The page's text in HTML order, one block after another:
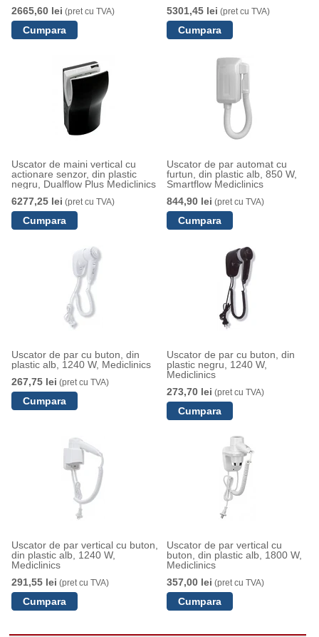
2665,60 lei (pret cu TVA)
5301,45 lei (pret cu TVA)
Uscator de maini vertical cu
actionare senzor, din plastic
negru, Dualflow Plus Mediclinics
6277,25 lei (pret cu TVA)
Uscator de par automat cu
furtun, din plastic alb, 850 W,
Smartflow Mediclinics
844,90 lei (pret cu TVA)
Uscator de par cu buton, din
plastic alb, 1240 W, Mediclinics
267,75 lei (pret cu TVA)
Uscator de par cu buton, din
plastic negru, 1240 W,
Mediclinics
273,70 lei (pret cu TVA)
Uscator de par vertical cu buton,
din plastic alb, 1240 W,
Mediclinics
291,55 lei (pret cu TVA)
Uscator de par vertical cu
buton, din plastic alb, 1800 W,
Mediclinics
357,00 lei (pret cu TVA)